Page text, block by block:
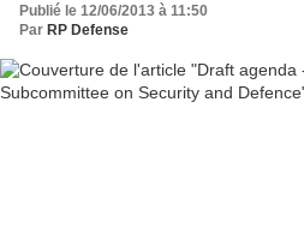
Publié le 12/06/2013 à 11:50
Par RP Defense